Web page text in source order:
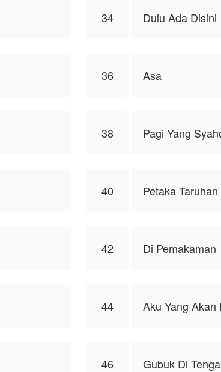
34 Dulu Ada Disini
36 Asa
38 Pagi Yang
40 Petaka Taruhan
42 Di Pemakaman
44 Aku Yang Akan
46 Gubuk Di